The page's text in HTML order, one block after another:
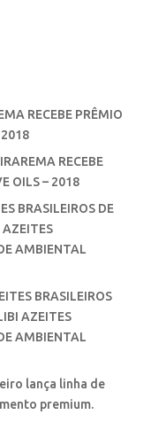
RECEBE PRÊMIO
2018
RECEBE
OILS – 2018
BRASILEIROS DE
AZEITES
AMBIENTAL
BRASILEIROS
AZEITES
AMBIENTAL
lança linha de
premium.